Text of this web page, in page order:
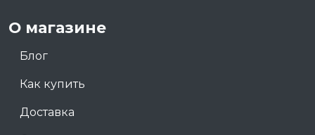
О магазине
Блог
Как купить
Доставка